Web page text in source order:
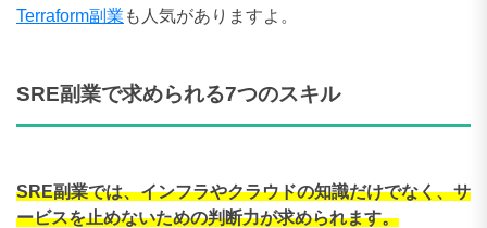
Terraform副業 も人気がありますよ。
SRE副業で求められる7つのスキル
SRE副業では、インフラやクラウドの知識だけでなく、サ
ービスを止めないための判断力が求められます。